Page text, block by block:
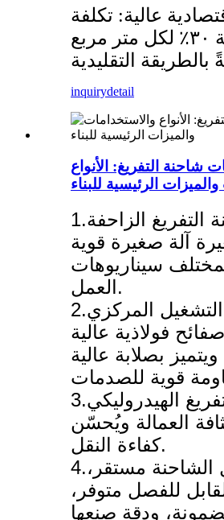
عالية: تكلفة
أقل بنسبة ٣٠٪ لكل متر مربع
inquirydetail
شاحنة التفريغ: الأنواع
الرئيسية للبناء
1.١. شاحنة التفريغ الزاحفة
آلة صغيرة قوية
سيناريوهات
العمل.
2.٢. نظام التشغيل المركزي
فولاذية عالية
بصلابة عالية
3.٣. الرفع والتفريغ الهيدروليكي
العمالة ويُحسّن
كفاءة النقل.
4.٤. هيكل الشاحنة مستقر،
للفصل متوفر،
ودقة صنعها